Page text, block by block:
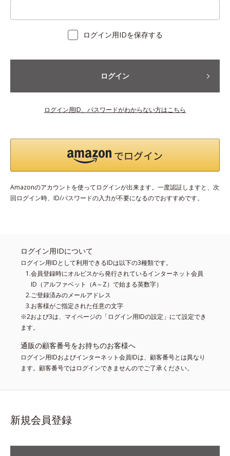
ログイン用IDを保存する
ログイン
ログイン用ID、パスワードがわからない方はこちら
Amazonのアカウントを使ってログインが出来ます。一度認証しますと、次
回ログイン時、ID/パスワードの入力が不要になるのでおすすめです。
ログイン用IDについて
ログイン用IDとして利用できるIDは以下の3種類です。
会員登録時にオルビスから発行されているインターネット会員
ID（アルファベット（A～Z）で始まる英数字）
ご登録済みのメールアドレス
お客様がご指定された任意の文字
※2および3は、マイページの「ログイン用IDの設定」にて設定でき
ます。
通販の顧客番号をお持ちのお客様へ
ログイン用IDおよびインターネット会員IDは、顧客番号とは異なり
ます。顧客番号ではログインできませんのでご了承ください。
新規会員登録